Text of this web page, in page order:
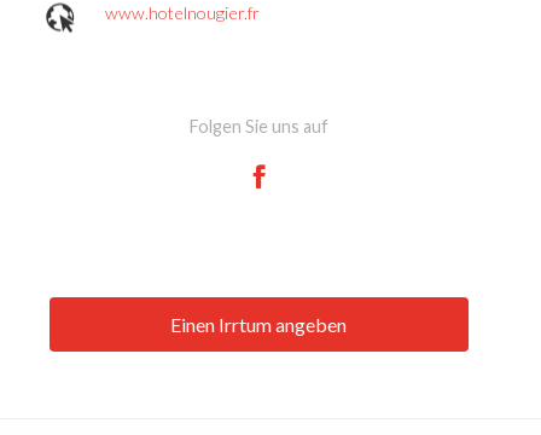
www.hotelnougier.fr
Folgen Sie uns auf
Einen Irrtum angeben